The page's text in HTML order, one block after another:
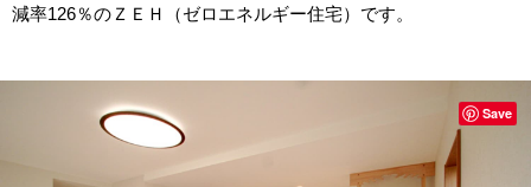
減率126％のＺＥＨ（ゼロエネルギー住宅）です。
Save